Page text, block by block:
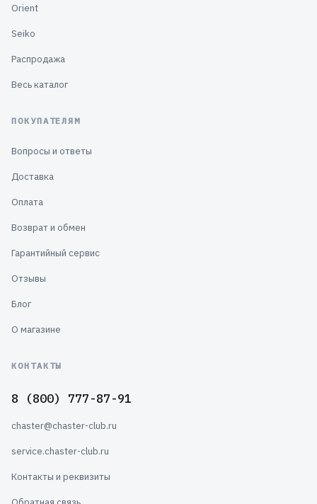
Orient
Seiko
Распродажа
Весь каталог
ПОКУПАТЕЛЯМ
Вопросы и ответы
Доставка
Оплата
Возврат и обмен
Гарантийный сервис
Отзывы
Блог
О магазине
КОНТАКТЫ
8 (800) 777-87-91
chaster@chaster-club.ru
service.chaster-club.ru
Контакты и реквизиты